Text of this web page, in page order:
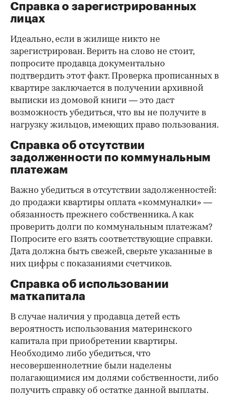
Справка о зарегистрированных
лицах
Идеально, если в жилище никто не
зарегистрирован. Верить на слово не стоит,
попросите продавца документально
подтвердить этот факт. Проверка прописанных в
квартире заключается в получении архивной
выписки из домовой книги — это даст
возможность убедиться, что вы не получите в
нагрузку жильцов, имеющих право пользования.
Справка об отсутствии
задолженности по коммунальным
платежам
Важно убедиться в отсутствии задолженностей:
до продажи квартиры оплата «коммуналки» —
обязанность прежнего собственника. А как
проверить долги по коммунальным платежам?
Попросите его взять соответствующие справки.
Дата должна быть свежей, сверьте указанные в
них цифры с показаниями счетчиков.
Справка об использовании
маткапитала
В случае наличия у продавца детей есть
вероятность использования материнского
капитала при приобретении квартиры.
Необходимо либо убедиться, что
несовершеннолетние были наделены
полагающимися им долями собственности, либо
получить справку об остатке данной выплаты.